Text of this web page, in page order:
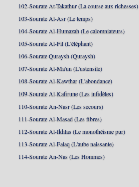
102-Sourate At-Takathur (La course aux richesses)
103-Sourate Al-Asr (Le temps)
104-Sourate Al-Humazah (Le calomniateurs)
105-Sourate Al-Fil (L'éléphant)
106-Sourate Quraysh (Quraysh)
107-Sourate Al-Ma'un (L'ustensile)
108-Sourate Al-Kawthar (L'abondance)
109-Sourate Al-Kafirune (Les infidèles)
110-Sourate An-Nasr (Les secours)
111-Sourate Al-Masad (Les fibres)
112-Sourate Al-Ikhlas (Le monothéisme pur)
113-Sourate Al-Falaq (L'aube naissante)
114-Sourate An-Nas (Les Hommes)